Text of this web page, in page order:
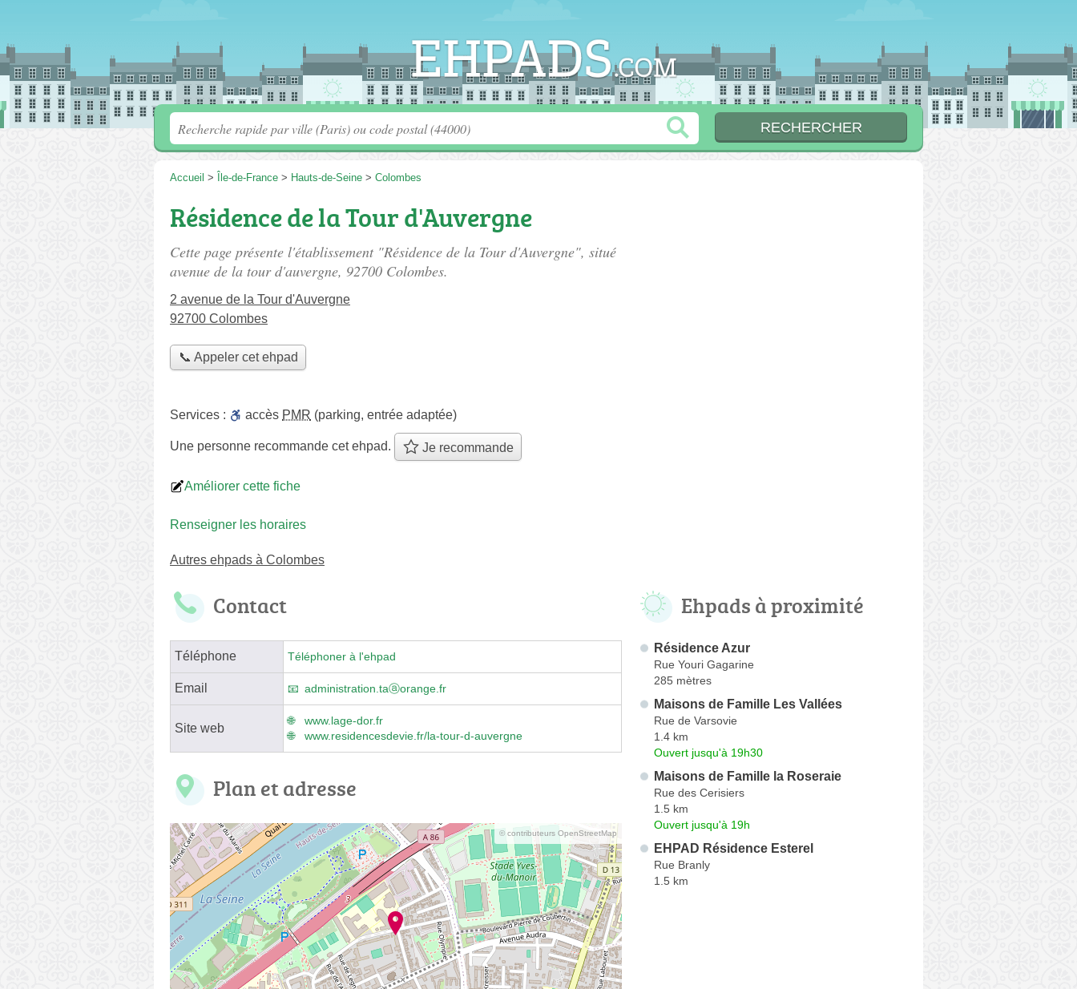
Accueil > Île-de-France > Hauts-de-Seine > Colombes
Résidence de la Tour d'Auvergne
Cette page présente l'établissement "Résidence de la Tour d'Auvergne", situé
avenue de la tour d'auvergne, 92700 Colombes.
2 avenue de la Tour d'Auvergne
92700 Colombes
📞 Appeler cet ehpad
Services : accès PMR (parking, entrée adaptée)
Une personne recommande cet ehpad. Je recommande
Améliorer cette fiche
Renseigner les horaires
Autres ehpads à Colombes
Contact
Téléphone Téléphoner à l'ehpad
Email administration.taⓐorange.fr
Site web
www.lage-dor.fr
www.residencesdevie.fr/la-tour-d-auvergne
Plan et adresse
© contributeurs OpenStreetMap
Ehpads à proximité
Résidence Azur
Rue Youri Gagarine
285 mètres
Maisons de Famille Les Vallées
Rue de Varsovie
1.4 km
Ouvert jusqu'à 19h30
Maisons de Famille la Roseraie
Rue des Cerisiers
1.5 km
Ouvert jusqu'à 19h
EHPAD Résidence Esterel
Rue Branly
1.5 km